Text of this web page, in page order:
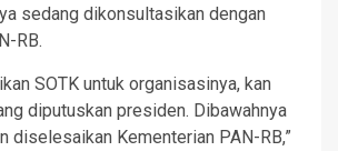
sedang dikonsultasikan dengan
RB.
SOTK untuk organisasinya, kan
diputuskan presiden. Dibawahnya
diselesaikan Kementerian PAN-RB,”